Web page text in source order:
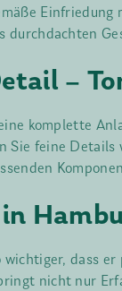
–
komplette
Sie feine Details
dass
nicht nur